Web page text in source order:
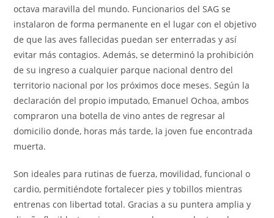
octava maravilla del mundo. Funcionarios del SAG se
instalaron de forma permanente en el lugar con el objetivo
de que las aves fallecidas puedan ser enterradas y así
evitar más contagios. Además, se determinó la prohibición
de su ingreso a cualquier parque nacional dentro del
territorio nacional por los próximos doce meses. Según la
declaración del propio imputado, Emanuel Ochoa, ambos
compraron una botella de vino antes de regresar al
domicilio donde, horas más tarde, la joven fue encontrada
muerta.
Son ideales para rutinas de fuerza, movilidad, funcional o
cardio, permitiéndote fortalecer pies y tobillos mientras
entrenas con libertad total. Gracias a su puntera amplia y